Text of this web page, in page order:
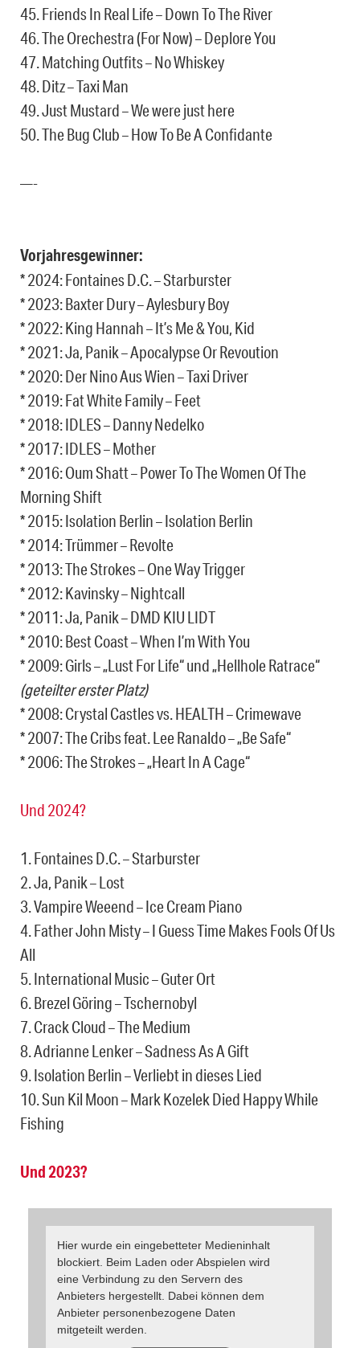
45. Friends In Real Life – Down To The River
46. The Orechestra (For Now) – Deplore You
47. Matching Outfits – No Whiskey
48. Ditz – Taxi Man
49. Just Mustard – We were just here
50. The Bug Club – How To Be A Confidante
—-
Vorjahresgewinner:
* 2024: Fontaines D.C. – Starburster
* 2023: Baxter Dury – Aylesbury Boy
* 2022: King Hannah – It’s Me & You, Kid
* 2021: Ja, Panik – Apocalypse Or Revoution
* 2020: Der Nino Aus Wien – Taxi Driver
* 2019: Fat White Family – Feet
* 2018: IDLES – Danny Nedelko
* 2017: IDLES – Mother
* 2016: Oum Shatt – Power To The Women Of The
Morning Shift
* 2015: Isolation Berlin – Isolation Berlin
* 2014: Trümmer – Revolte
* 2013: The Strokes – One Way Trigger
* 2012: Kavinsky – Nightcall
* 2011: Ja, Panik – DMD KIU LIDT
* 2010: Best Coast – When I’m With You
* 2009: Girls – „Lust For Life“ und „Hellhole Ratrace“
(geteilter erster Platz)
* 2008: Crystal Castles vs. HEALTH – Crimewave
* 2007: The Cribs feat. Lee Ranaldo – „Be Safe“
* 2006: The Strokes – „Heart In A Cage“
Und 2024?
1. Fontaines D.C. – Starburster
2. Ja, Panik – Lost
3. Vampire Weeend – Ice Cream Piano
4. Father John Misty – I Guess Time Makes Fools Of Us
All
5. International Music – Guter Ort
6. Brezel Göring – Tschernobyl
7. Crack Cloud – The Medium
8. Adrianne Lenker – Sadness As A Gift
9. Isolation Berlin – Verliebt in dieses Lied
10. Sun Kil Moon – Mark Kozelek Died Happy While
Fishing
Und 2023?
Hier wurde ein eingebetteter Medieninhalt
blockiert. Beim Laden oder Abspielen wird
eine Verbindung zu den Servern des
Anbieters hergestellt. Dabei können dem
Anbieter personenbezogene Daten
mitgeteilt werden.